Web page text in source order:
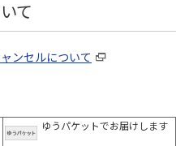
て
ンセルについて
ゆうパケットでお届けします